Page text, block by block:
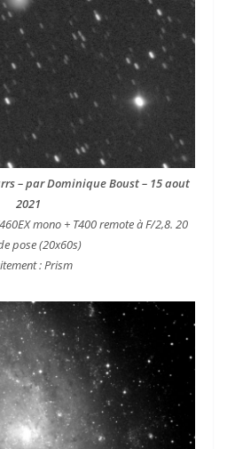
– par Dominique Boust – 15 aout
2021
mono + T400 remote à F/2,8. 20
pose (20x60s)
: Prism